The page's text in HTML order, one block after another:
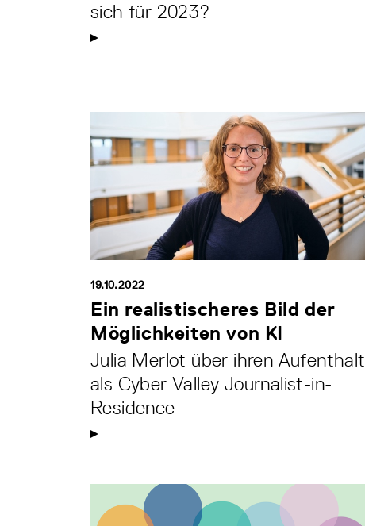
sich für 2023?
19.10.2022
Ein realistischeres Bild der
Möglichkeiten von KI
Julia Merlot über ihren Aufenthalt
als Cyber Valley Journalist-in-
Residence